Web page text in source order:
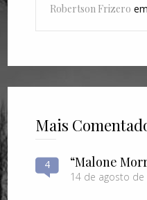
Robertson Frizero
Mais
4 “Malone
14 de agosto de